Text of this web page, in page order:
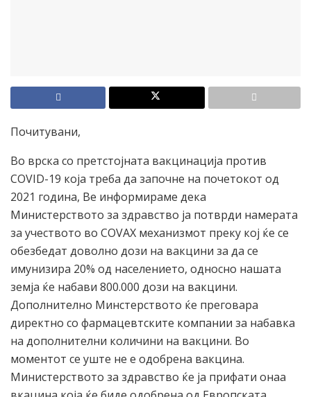
Почитувани,
Во врска со претстојната вакцинација против
COVID-19 која треба да започне на почетокот од
2021 година, Ве информираме дека
Министерството за здравство ја потврди намерата
за учеството во COVAX механизмот преку кој ќе се
обезбедат доволно дози на вакцини за да се
имунизира 20% од населението, односно нашата
земја ќе набави 800.000 дози на вакцини.
Дополнително Минстерството ќе преговара
директно со фармацевтските компании за набавка
на дополнителни количини на вакцини. Во
моментот се уште не е одобрена вакцина.
Министерството за здравство ќе ја прифати онаа